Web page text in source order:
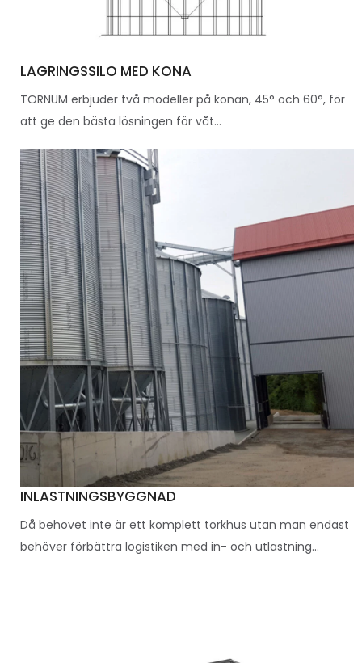
LAGRINGSSILO MED KONA
TORNUM erbjuder två modeller på konan, 45° och 60°, för
att ge den bästa lösningen för våt...
INLASTNINGSBYGGNAD
Då behovet inte är ett komplett torkhus utan man endast
behöver förbättra logistiken med in- och utlastning...